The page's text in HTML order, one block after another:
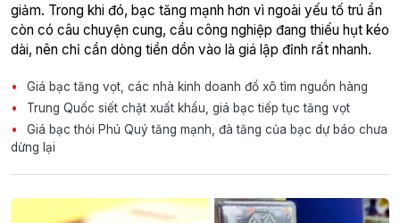
giảm. Trong khi đó, bạc tăng mạnh hơn vì ngoài yếu tố trú ẩn
còn có câu chuyện cung, cầu công nghiệp đang thiếu hụt kéo
dài, nên chỉ cần dòng tiền dồn vào là giá lập đỉnh rất nhanh.
Giá bạc tăng vọt, các nhà kinh doanh đổ xô tìm nguồn hàng
Trung Quốc siết chặt xuất khẩu, giá bạc tiếp tục tăng vọt
Giá bạc thỏi Phú Quý tăng mạnh, đà tăng của bạc dự báo chưa
dừng lại